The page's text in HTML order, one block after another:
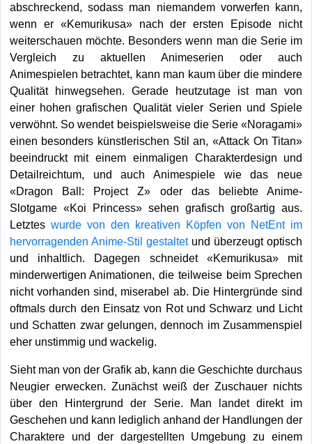
abschreckend, sodass man niemandem vorwerfen kann,
wenn er «Kemurikusa» nach der ersten Episode nicht
weiterschauen möchte. Besonders wenn man die Serie im
Vergleich zu aktuellen Animeserien oder auch
Animespielen betrachtet, kann man kaum über die mindere
Qualität hinwegsehen. Gerade heutzutage ist man von
einer hohen grafischen Qualität vieler Serien und Spiele
verwöhnt. So wendet beispielsweise die Serie «Noragami»
einen besonders künstlerischen Stil an, «Attack On Titan»
beeindruckt mit einem einmaligen Charakterdesign und
Detailreichtum, und auch Animespiele wie das neue
«Dragon Ball: Project Z» oder das beliebte Anime-
Slotgame «Koi Princess» sehen grafisch großartig aus.
Letztes wurde von den kreativen Köpfen von NetEnt im
hervorragenden Anime-Stil gestaltetund überzeugt optisch
und inhaltlich. Dagegen schneidet «Kemurikusa» mit
minderwertigen Animationen, die teilweise beim Sprechen
nicht vorhanden sind, miserabel ab. Die Hintergründe sind
oftmals durch den Einsatz von Rot und Schwarz und Licht
und Schatten zwar gelungen, dennoch im Zusammenspiel
eher unstimmig und wackelig.
Sieht man von der Grafik ab, kann die Geschichte durchaus
Neugier erwecken. Zunächst weiß der Zuschauer nichts
über den Hintergrund der Serie. Man landet direkt im
Geschehen und kann lediglich anhand der Handlungen der
Charaktere und der dargestellten Umgebung zu einem